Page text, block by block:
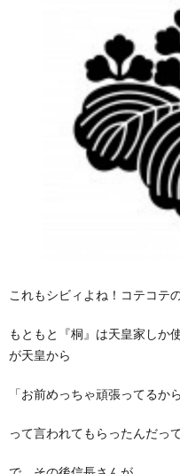
これもシビィよね！コテコテ
もともと『桐』は天皇家しか
が天皇から
「お前めっちゃ頑張ってるか
って言われてもらったんだっ